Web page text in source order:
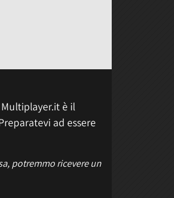
è il
ad essere
potremmo ricevere un